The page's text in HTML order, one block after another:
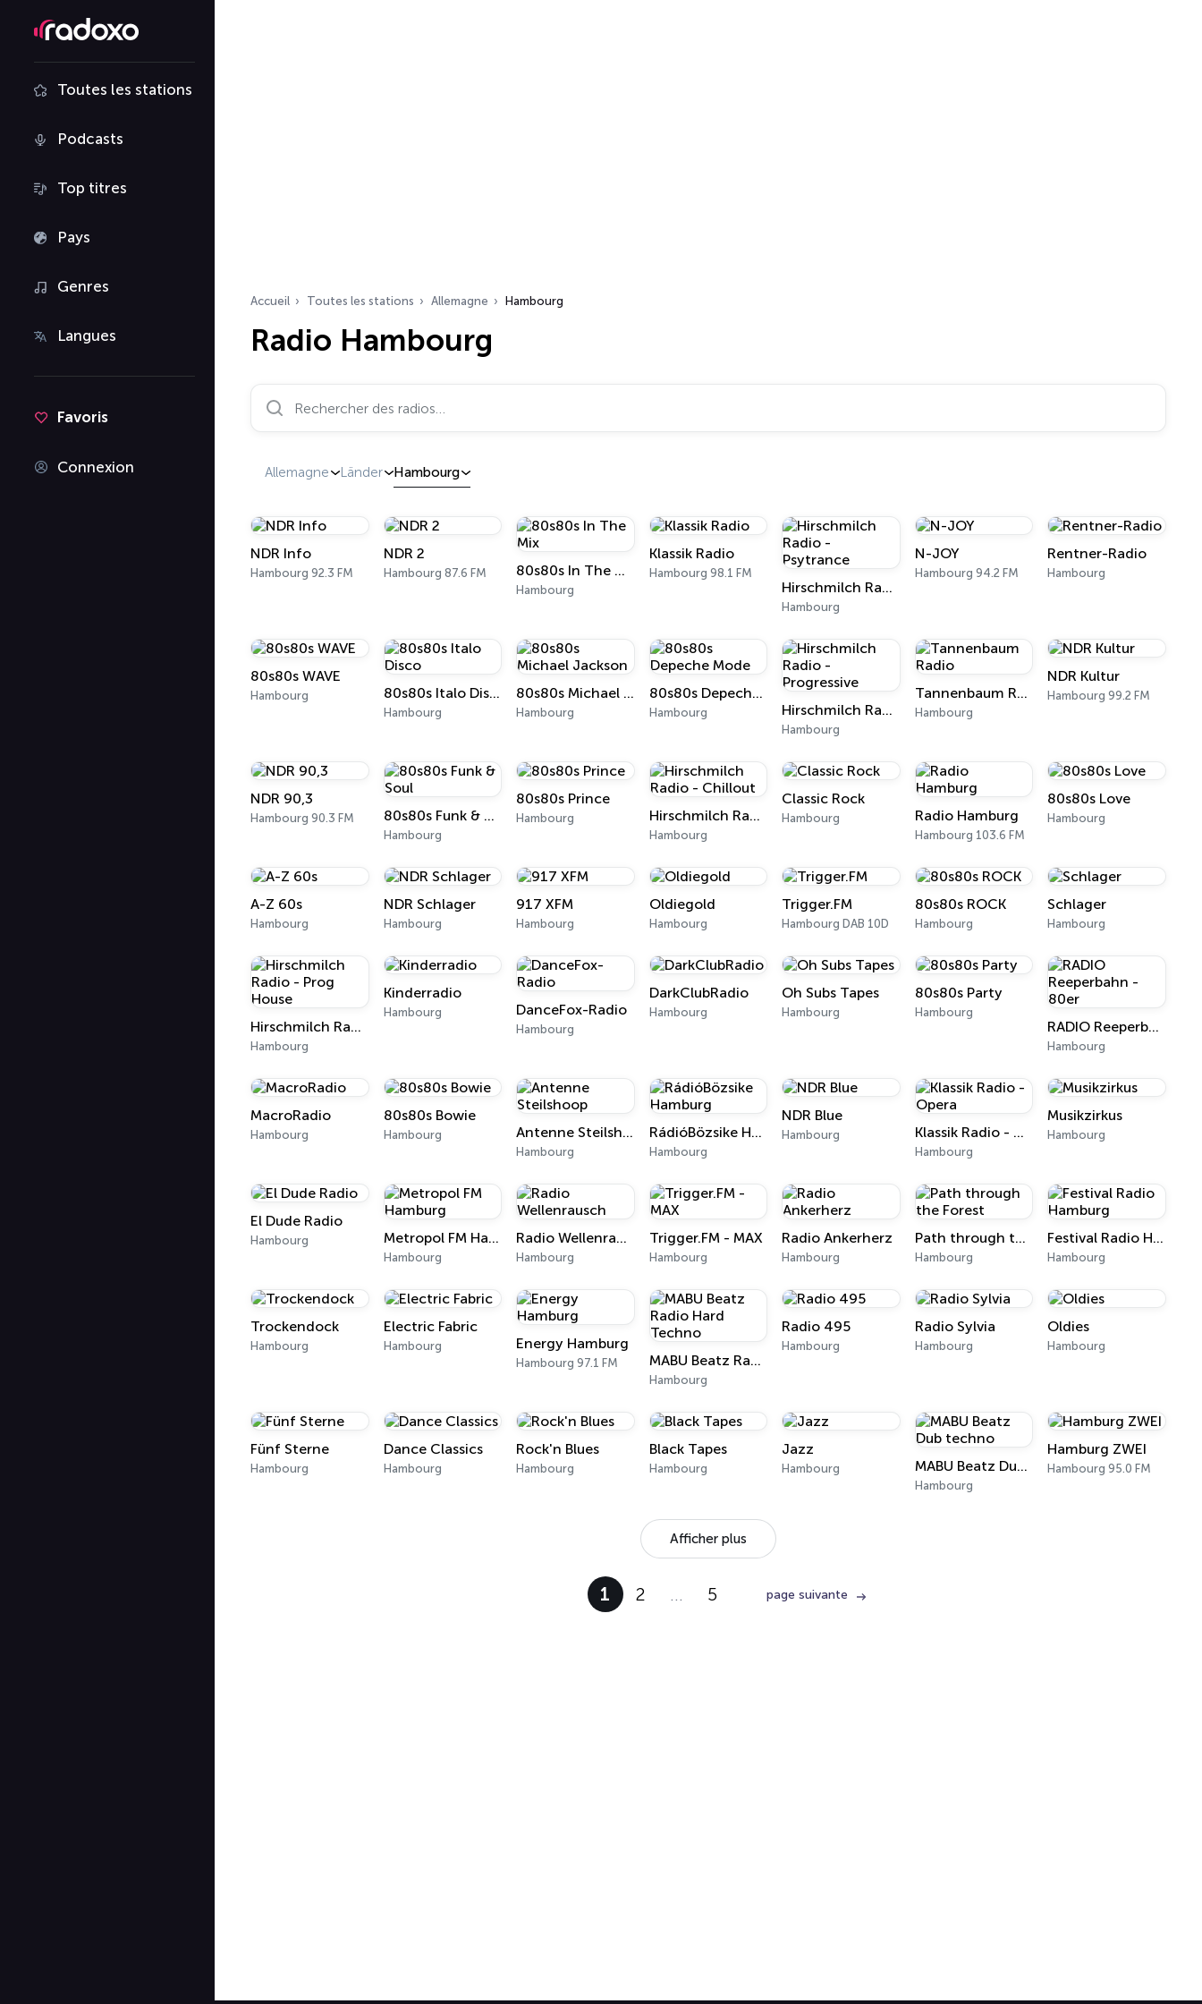
Toutes les stations
Podcasts
Top titres
Pays
Genres
Langues
Favoris
Connexion
Accueil Toutes les stations Allemagne Hambourg
Radio Hambourg
Rechercher des radios…
Allemagne Länder Hambourg
NDR Info
Hambourg 92.3 FM
NDR 2
Hambourg 87.6 FM 80s80s In The Mix
Hambourg
Klassik Radio
Hambourg 98.1 FM
Hirschmilch Radio - Psytrance
Hambourg
N-JOY
Hambourg 94.2 FM
Rentner-Radio
Hambourg
80s80s WAVE
Hambourg 80s80s Italo Disco
Hambourg
80s80s Michael Jackson
Hambourg
80s80s Depeche Mode
Hambourg Hirschmilch Radio - Progressive
Hambourg
Tannenbaum Radio
Hambourg
NDR Kultur
Hambourg 99.2 FM
NDR 90,3
Hambourg 90.3 FM 80s80s Funk & Soul
Hambourg
80s80s Prince
Hambourg Hirschmilch Radio - Chillout
Hambourg
Classic Rock
Hambourg Radio Hamburg
Hambourg 103.6 FM
80s80s Love
Hambourg
A-Z 60s
Hambourg
NDR Schlager
Hambourg
917 XFM
Hambourg
Oldiegold
Hambourg
Trigger.FM
Hambourg DAB 10D
80s80s ROCK
Hambourg
Schlager
Hambourg
Hirschmilch Radio - Prog House
Hambourg
Kinderradio
Hambourg DanceFox-Radio
Hambourg
DarkClubRadio
Hambourg
Oh Subs Tapes
Hambourg
80s80s Party
Hambourg
RADIO Reeperbahn - 80er
Hambourg
MacroRadio
Hambourg
80s80s Bowie
Hambourg Antenne Steilshoop
Hambourg
RádióBözsike Hamburg
Hambourg
NDR Blue
Hambourg Klassik Radio - Opera
Hambourg
Musikzirkus
Hambourg
El Dude Radio
Hambourg Metropol FM Hamburg
Hambourg
Radio Wellenrausch
Hambourg
Trigger.FM - MAX
Hambourg
Radio Ankerherz
Hambourg
Path through the Forest
Hambourg
Festival Radio Hamburg
Hambourg
Trockendock
Hambourg
Electric Fabric
Hambourg Energy Hamburg
Hambourg 97.1 FM MABU Beatz Radio Hard Techno
Hambourg
Radio 495
Hambourg
Radio Sylvia
Hambourg
Oldies
Hambourg
Fünf Sterne
Hambourg
Dance Classics
Hambourg
Rock'n Blues
Hambourg
Black Tapes
Hambourg
Jazz
Hambourg MABU Beatz Dub techno
Hambourg
Hamburg ZWEI
Hambourg 95.0 FM
Afficher plus
1 2 … 5 page suivante